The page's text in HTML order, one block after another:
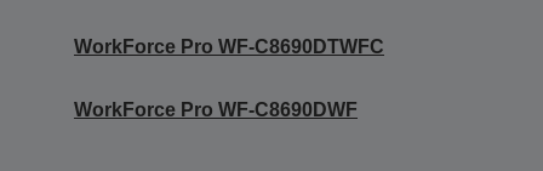
WorkForce Pro WF-C8690DTWFC
WorkForce Pro WF-C8690DWF